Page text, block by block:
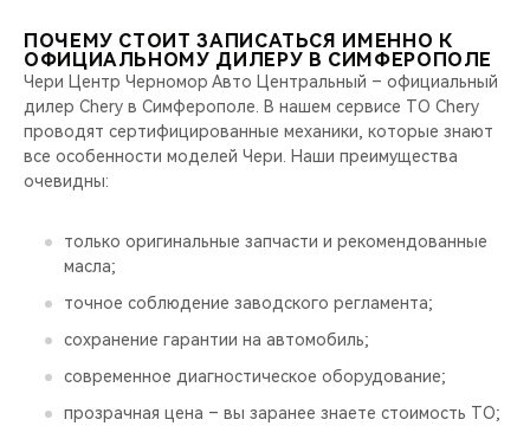
ПОЧЕМУ СТОИТ ЗАПИСАТЬСЯ ИМЕННО К
ОФИЦИАЛЬНОМУ ДИЛЕРУ В СИМФЕРОПОЛЕ
Чери Центр Черномор Авто Центральный – официальный
дилер Chery в Симферополе. В нашем сервисе ТО Chery
проводят сертифицированные механики, которые знают
все особенности моделей Чери. Наши преимущества
очевидны:
только оригинальные запчасти и рекомендованные
масла;
точное соблюдение заводского регламента;
сохранение гарантии на автомобиль;
современное диагностическое оборудование;
прозрачная цена – вы заранее знаете стоимость ТО;